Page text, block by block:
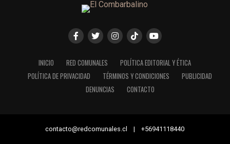
INICIO RED COMUNALES
POLÍTICA EDITORIAL Y ÉTICA
POLÍTICA DE PRIVACIDAD
TÉRMINOS Y CONDICIONES
PUBLICIDAD
DENUNCIAS
CONTACTO
contacto@redcomunales.cl | +56941118440